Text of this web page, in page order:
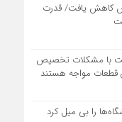
کاهش یافت/ قدرت
با مشکلات تخصیص
قطعات مواجه هستند
را بی میل کرد